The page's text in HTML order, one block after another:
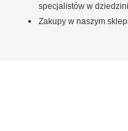
specjalistów w
Zakupy w naszym